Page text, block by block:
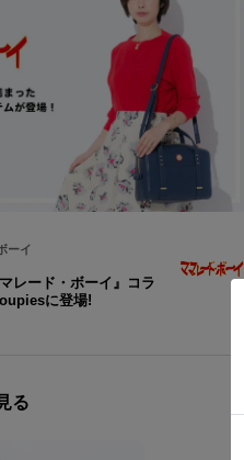
ーイ
レード・ボーイ』コラ
に登場!
る